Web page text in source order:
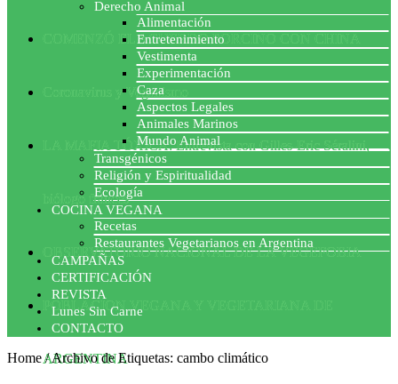
COMENZÓ EL ACUERDO PORCINO CON CHINA
Coronavirus y Veganismo
LA MAFIA TÓXICA: Entrevista con Gilles-Eric Séralini,
biólogo francés
OBSERVATORIO NACIONAL DE LA VEGEFOBIA
POBLACION VEGANA Y VEGETARIANA DE
ARGENTINA
Derecho Animal
Alimentación
Entretenimiento
Vestimenta
Experimentación
Caza
Aspectos Legales
Animales Marinos
Mundo Animal
Transgénicos
Religión y Espiritualidad
Ecología
COCINA VEGANA
Recetas
Restaurantes Vegetarianos en Argentina
CAMPAÑAS
CERTIFICACIÓN
REVISTA
Lunes Sin Carne
CONTACTO
Home/Archivo de Etiquetas: cambo climático